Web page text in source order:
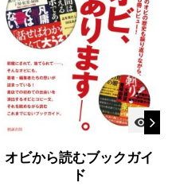
visibility
オビから読むブックガイ
ド